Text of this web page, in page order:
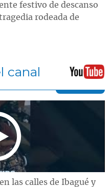
festivo de descanso
rodeada de
canal
las calles de Ibagué y